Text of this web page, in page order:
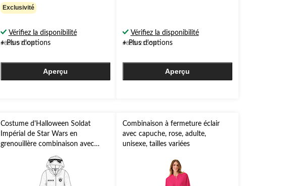
étoile(s)
sur
Exclusivité
Vérifiez la disponibilité
#855-5700X
+ Plus d'options
Aperçu
2
évaluations
Vérifiez la disponibilité
#855-2155X
+ Plus d'options
Aperçu
Costume d'Halloween Soldat
Impérial de Star Wars en
grenouillère combinaison avec
capuche masque, blanc, adulte,
plus d'options offertes
Combinaison à fermeture éclair
avec capuche, rose, adulte,
unisexe, tailles variées